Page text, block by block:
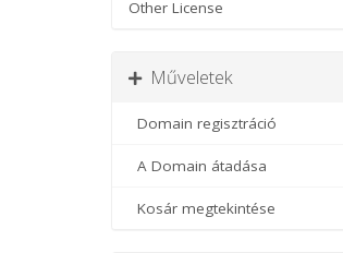
Other License
Műveletek
Domain regisztráció
A Domain átadása
Kosár megtekintése